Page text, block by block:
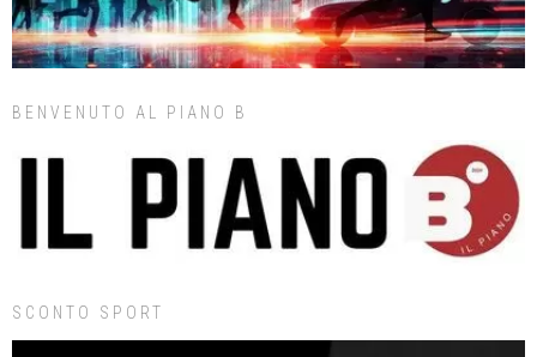
BENVENUTO AL PIANO B
SCONTO SPORT